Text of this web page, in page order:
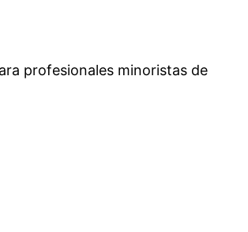
profesionales minoristas de